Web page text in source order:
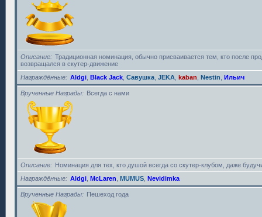
Описание
Традиционная номинация, обычно присваивается тем, кто после
возвращался в скутер-движение
Награждённые
Aldgi Black Jack Савушка JEKA kaban Nestin Ильич
Врученные Награды Всегда с нами
Описание
Номинация для тех, кто душой всегда со скутер-клубом, даже
Награждённые
Aldgi McLaren MUMUS Nevidimka
Врученные Награды Пешеход года